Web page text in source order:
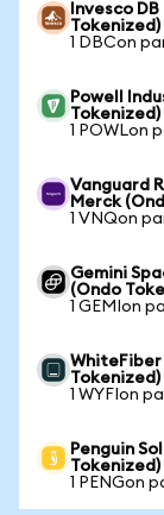
Invesco
1 DBCon
Powell
Tokenized)
1 POWLon
Vanguard
Merck
1 VNQon
Gemini
(Ondo
1 GEMIon
WhiteFiber
Tokenized)
1 WYFIon
Penguin
Tokenized)
1 PENGon